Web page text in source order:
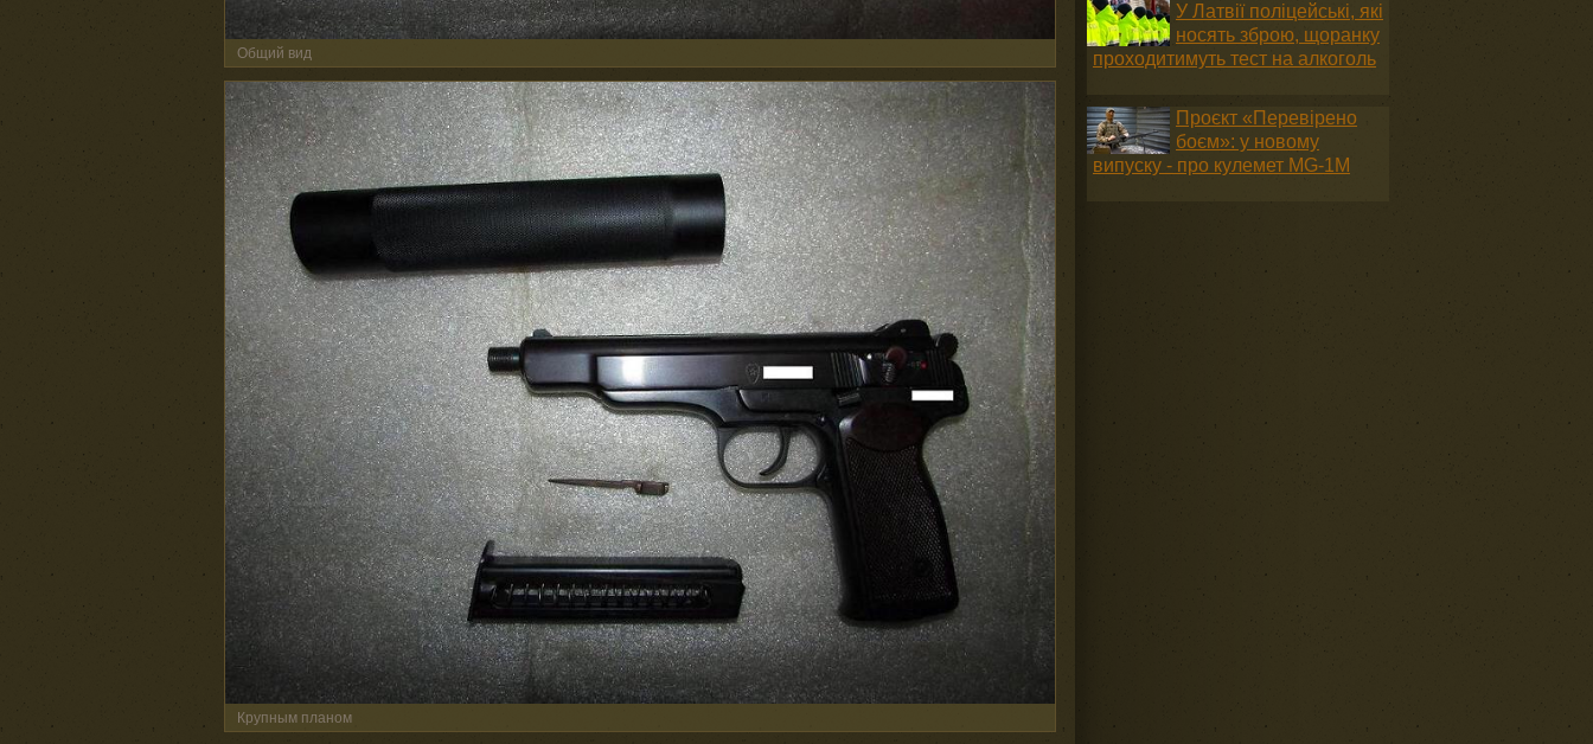
Общий вид
Крупным планом
У Латвії поліцейські, які
носять зброю, щоранку
проходитимуть тест на алкоголь
Проєкт «Перевірено
боєм»: у новому
випуску - про кулемет MG-1М